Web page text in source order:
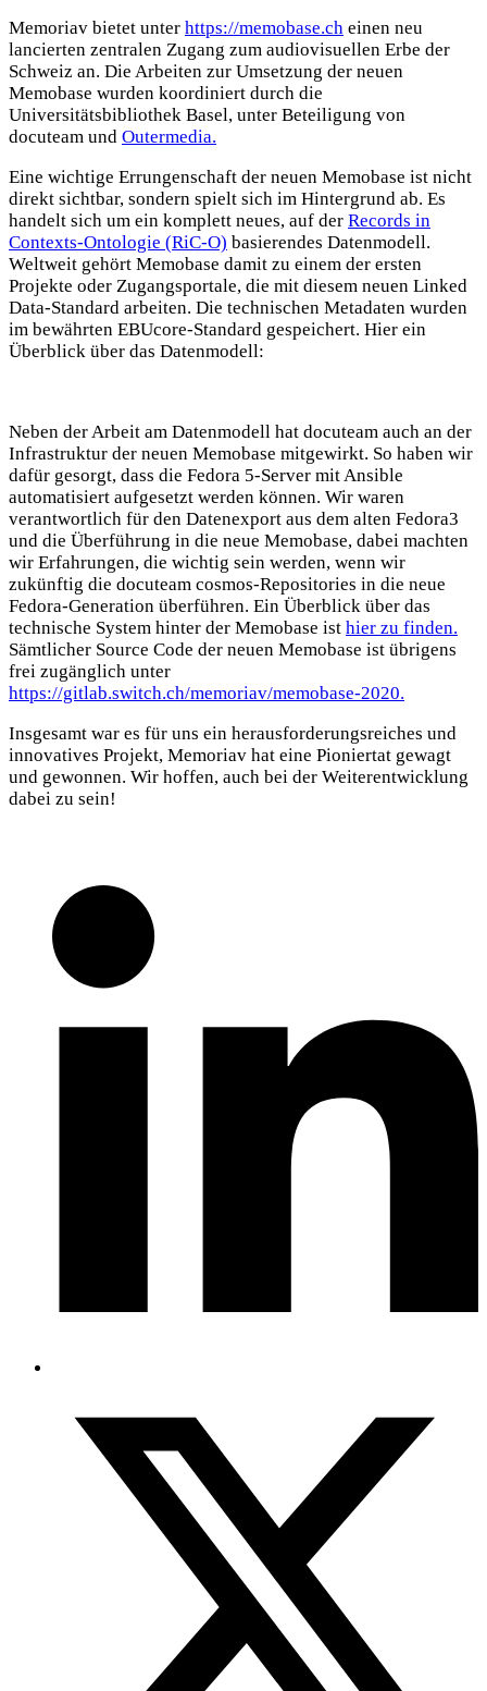
Memoriav bietet unter https://memobase.ch einen neu
lancierten zentralen Zugang zum audiovisuellen Erbe der
Schweiz an. Die Arbeiten zur Umsetzung der neuen
Memobase wurden koordiniert durch die
Universitätsbibliothek Basel, unter Beteiligung von
docuteam und Outermedia.
Eine wichtige Errungenschaft der neuen Memobase ist nicht
direkt sichtbar, sondern spielt sich im Hintergrund ab. Es
handelt sich um ein komplett neues, auf der Records in
Contexts-Ontologie (RiC-O) basierendes Datenmodell.
Weltweit gehört Memobase damit zu einem der ersten
Projekte oder Zugangsportale, die mit diesem neuen Linked
Data-Standard arbeiten. Die technischen Metadaten wurden
im bewährten EBUcore-Standard gespeichert. Hier ein
Überblick über das Datenmodell:
Neben der Arbeit am Datenmodell hat docuteam auch an der
Infrastruktur der neuen Memobase mitgewirkt. So haben wir
dafür gesorgt, dass die Fedora 5-Server mit Ansible
automatisiert aufgesetzt werden können. Wir waren
verantwortlich für den Datenexport aus dem alten Fedora3
und die Überführung in die neue Memobase, dabei machten
wir Erfahrungen, die wichtig sein werden, wenn wir
zukünftig die docuteam cosmos-Repositories in die neue
Fedora-Generation überführen. Ein Überblick über das
technische System hinter der Memobase ist hier zu finden.
Sämtlicher Source Code der neuen Memobase ist übrigens
frei zugänglich unter
https://gitlab.switch.ch/memoriav/memobase-2020.
Insgesamt war es für uns ein herausforderungsreiches und
innovatives Projekt, Memoriav hat eine Pioniertat gewagt
und gewonnen. Wir hoffen, auch bei der Weiterentwicklung
dabei zu sein!